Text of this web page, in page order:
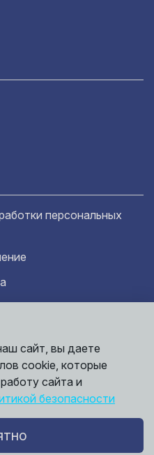
персональных
представленная на сайте
ознакомительный
ни при каких условиях не может
офертой. Точные
ценах, условиях продажи и
конфиденциальности
сайт, вы даете
cookie, которые
сайта и
безопасности
обработки